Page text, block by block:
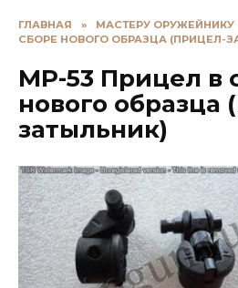
ГЛАВНАЯ » МАСТЕРУ ОРУЖЕЙНИКУ
СБОРЕ НОВОГО ОБРАЗЦА (ПРИЦЕЛ-
МР-53 Прицел в
нового образца
затыльник)